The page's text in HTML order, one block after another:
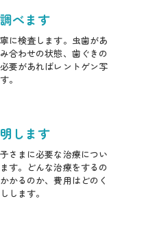
べます
に検査します。虫歯があ
合わせの状態、歯ぐきの
要があればレントゲン写
。
します
さまに必要な治療につい
す。どんな治療をするの
かるのか、費用はどのく
します。